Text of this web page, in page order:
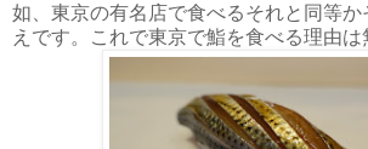
如、東京の有名店で食べるそれと同等か
えです。これで東京で鮨を食べる理由は